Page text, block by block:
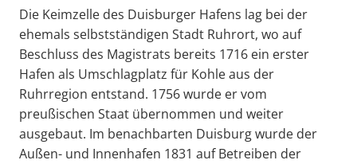
Die Keimzelle des Duisburger Hafens lag bei der
ehemals selbstständigen Stadt Ruhrort, wo auf
Beschluss des Magistrats bereits 1716 ein erster
Hafen als Umschlagplatz für Kohle aus der
Ruhrregion entstand. 1756 wurde er vom
preußischen Staat übernommen und weiter
ausgebaut. Im benachbarten Duisburg wurde der
Außen- und Innenhafen 1831 auf Betreiben der